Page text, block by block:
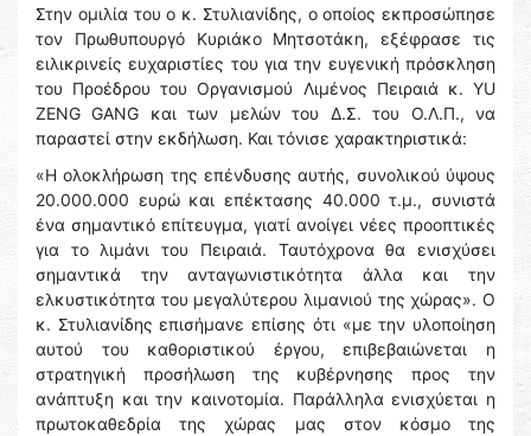
Στην ομιλία του ο κ. Στυλιανίδης, ο οποίος εκπροσώπησε
τον Πρωθυπουργό Κυριάκο Μητσοτάκη, εξέφρασε τις
ειλικρινείς ευχαριστίες του για την ευγενική πρόσκληση
του Προέδρου του Οργανισμού Λιμένος Πειραιά κ. YU
ZENG GANG και των μελών του Δ.Σ. του Ο.Λ.Π., να
παραστεί στην εκδήλωση. Και τόνισε χαρακτηριστικά:
«Η ολοκλήρωση της επένδυσης αυτής, συνολικού ύψους
20.000.000 ευρώ και επέκτασης 40.000 τ.μ., συνιστά
ένα σημαντικό επίτευγμα, γιατί ανοίγει νέες προοπτικές
για το λιμάνι του Πειραιά. Ταυτόχρονα θα ενισχύσει
σημαντικά την ανταγωνιστικότητα άλλα και την
ελκυστικότητα του μεγαλύτερου λιμανιού της χώρας». Ο
κ. Στυλιανίδης επισήμανε επίσης ότι «με την υλοποίηση
αυτού του καθοριστικού έργου, επιβεβαιώνεται η
στρατηγική προσήλωση της κυβέρνησης προς την
ανάπτυξη και την καινοτομία. Παράλληλα ενισχύεται η
πρωτοκαθεδρία της χώρας μας στον κόσμο της